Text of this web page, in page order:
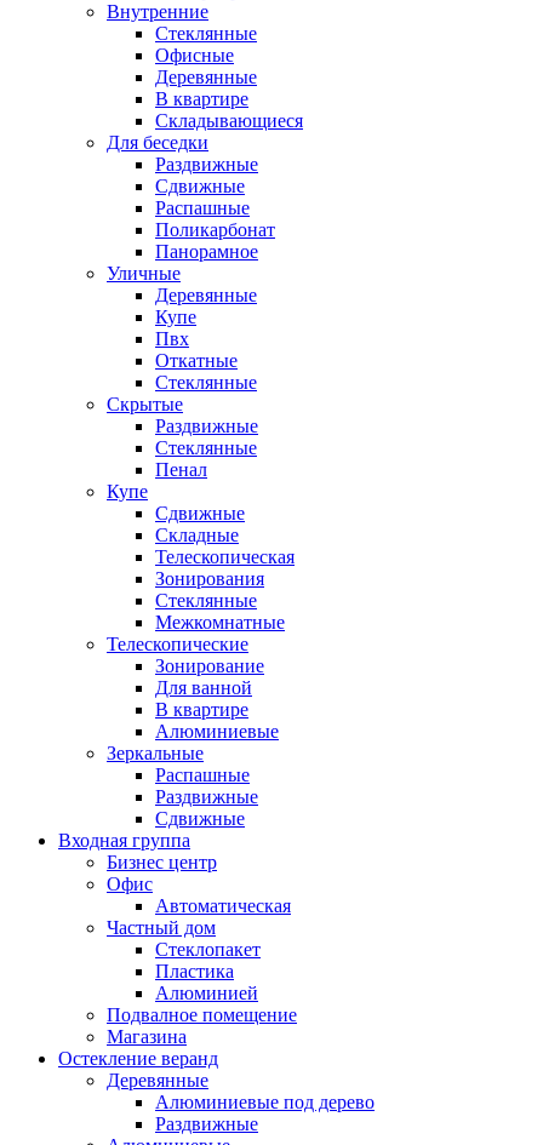
Внутренние
Стеклянные
Офисные
Деревянные
В квартире
Складывающиеся
Для беседки
Раздвижные
Сдвижные
Распашные
Поликарбонат
Панорамное
Уличные
Деревянные
Купе
Пвх
Откатные
Стеклянные
Скрытые
Раздвижные
Стеклянные
Пенал
Купе
Сдвижные
Складные
Телескопическая
Зонирования
Стеклянные
Межкомнатные
Телескопические
Зонирование
Для ванной
В квартире
Алюминиевые
Зеркальные
Распашные
Раздвижные
Сдвижные
Входная группа
Бизнес центр
Офис
Автоматическая
Частный дом
Стеклопакет
Пластика
Алюминией
Подвалное помещение
Магазина
Остекление веранд
Деревянные
Алюминиевые под дерево
Раздвижные